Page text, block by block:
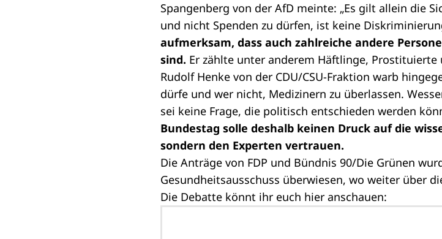
Spangenberg von der AfD meinte: „Es gilt allein die
und nicht Spenden zu dürfen, ist keine
aufmerksam, dass auch zahlreiche andere
sind. Er zählte unter anderem Häftlinge, Prostituierte
Rudolf Henke von der CDU/CSU-Fraktion warb
dürfe und wer nicht, Medizinern zu überlassen.
sei keine Frage, die politisch entschieden werden
Bundestag solle deshalb keinen Druck auf die
sondern den Experten vertrauen.
Die Anträge von FDP und Bündnis 90/Die Grünen
Gesundheitsausschuss überwiesen, wo weiter über
Die Debatte könnt ihr euch hier anschauen: